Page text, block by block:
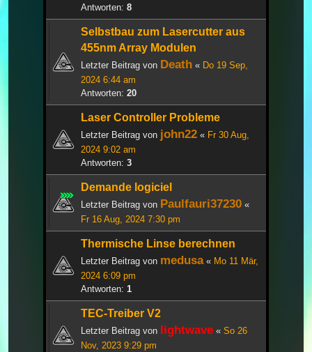
Antworten: 8
Selbstbau zum Lasercutter aus
455nm Array Modulen
Letzter Beitrag von Death « Do 19 Sep,
2024 6:44 am
Antworten: 20
Laser Controller Probleme
Letzter Beitrag von john22 « Fr 30 Aug,
2024 9:02 am
Antworten: 3
Demande logiciel
Letzter Beitrag von Paulfauri37230 «
Fr 16 Aug, 2024 7:30 pm
Thermische Linse berechnen
Letzter Beitrag von medusa« Mo 11 Mär,
2024 6:09 pm
Antworten: 1
TEC-Treiber V2
Letzter Beitrag von lightwave « So 26
Nov, 2023 9:29 pm